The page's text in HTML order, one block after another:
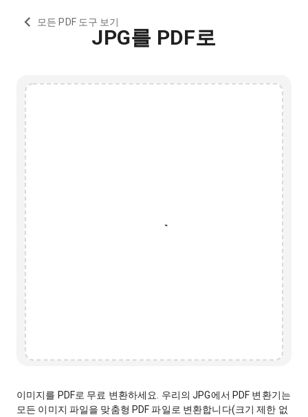
모든 PDF 도구 보기
JPG를 PDF로
이미지를 PDF로 무료 변환하세요. 우리의 JPG에서 PDF 변환기는
모든 이미지 파일을 맞춤형 PDF 파일로 변환합니다(크기 제한 없